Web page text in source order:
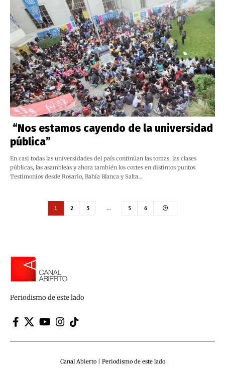
“Nos estamos cayendo de la universidad
pública”
En casi todas las universidades del país continúan las tomas, las clases
públicas, las asambleas y ahora también los cortes en distintos puntos.
Testimonios desde Rosario, Bahía Blanca y Salta…
1 2 3 … 5 6
Periodismo de este lado
Canal Abierto | Periodismo de este lado